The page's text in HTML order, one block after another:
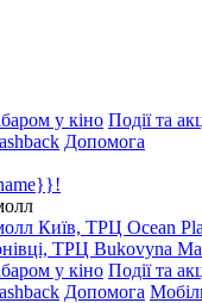
у кіно Події та
Допомога
Київ, ТРЦ Ocean
ТРЦ Bukovyna
у кіно Події та
Допомога